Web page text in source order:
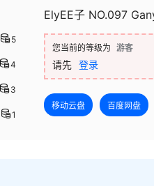
5
4
3
1
ElyEE子 NO.097
您当前的等级为 游客
请先 登录
移动云盘 百度网盘